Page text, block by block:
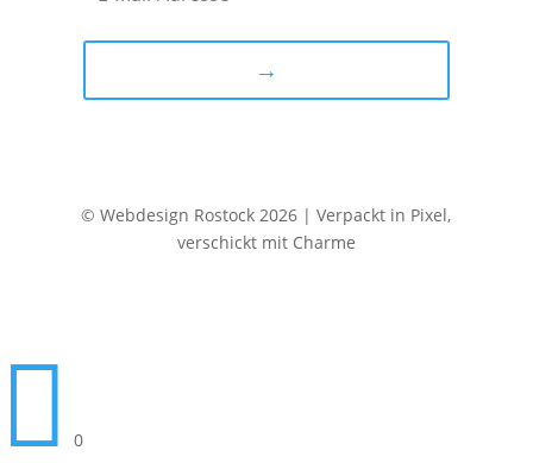
→
© Webdesign Rostock 2026 | Verpackt in Pixel,
verschickt mit Charme
 0